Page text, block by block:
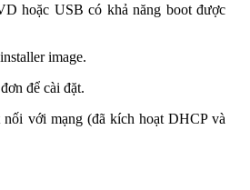
hoặc USB có khả năng boot được
image.
để cài đặt.
với mạng (đã kích hoạt DHCP và